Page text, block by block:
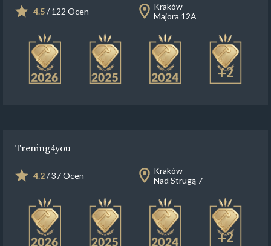
4.5/ 122 Ocen
Kraków
Majora 12A
+2
Trening4you
4.2/ 37 Ocen
Kraków
Nad Strugą 7
+2